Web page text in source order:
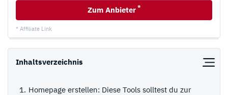
Zum Anbieter *
* Affiliate Link
Inhaltsverzeichnis
Homepage erstellen: Diese Tools solltest du zur